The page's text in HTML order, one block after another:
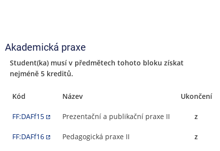
Akademická praxe
Student(ka) musí v předmětech tohoto bloku získat
nejméně 5 kreditů.
Kód Název Ukončení
FF:DAFf15 Prezentační a publikační praxe II z
FF:DAFf16 Pedagogická praxe II z